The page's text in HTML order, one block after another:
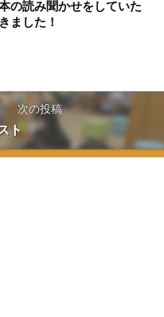
の読み聞かせをしていた
ました！
次の投稿
ト